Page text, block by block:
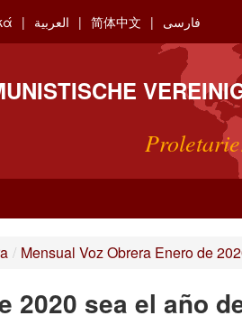
العربية 简体中文 فارسی
/ Mensual Voz Obrera Enero de
2020 sea el año